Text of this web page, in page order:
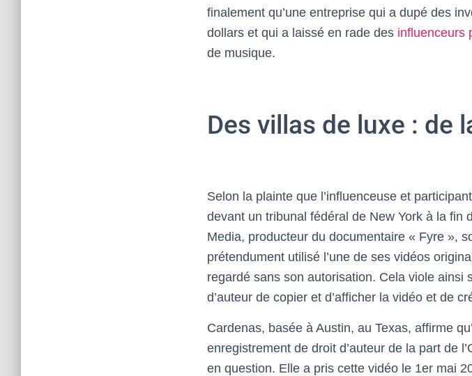
finalement qu’une entreprise qui a dupé des
dollars et qui a laissé en rade des influenceurs
de musique.
Des villas de luxe : de
Selon la plainte que l’influenceuse et
devant un tribunal fédéral de New York à la fin
Media, producteur du documentaire « Fyre »,
prétendument utilisé l’une de ses vidéos
regardé sans son autorisation. Cela viole
d’auteur de copier et d’afficher la vidéo et de
Cardenas, basée à Austin, au Texas, affirme
enregistrement de droit d’auteur de la part de
en question. Elle a pris cette vidéo le 1er mai